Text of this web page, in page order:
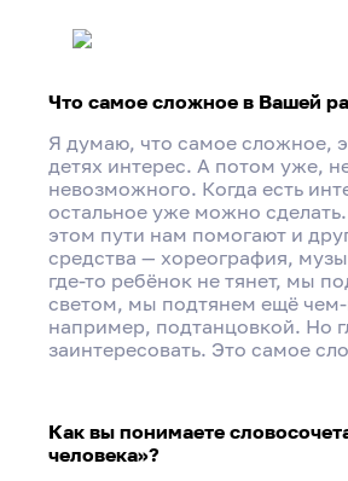
Интервью с «Героем моего
Наталией Запряновой
Поделиться
Что самое сложное в Вашей
Я думаю, что самое сложное,
детях интерес. А потом уже,
невозможного. Когда есть
остальное уже можно
этом пути нам помогают и
средства — хореография,
где-то ребёнок не тянет, мы
светом, мы подтянем ещё
например, подтанцовкой. Но
заинтересовать. Это самое
Как вы понимаете
человека»?